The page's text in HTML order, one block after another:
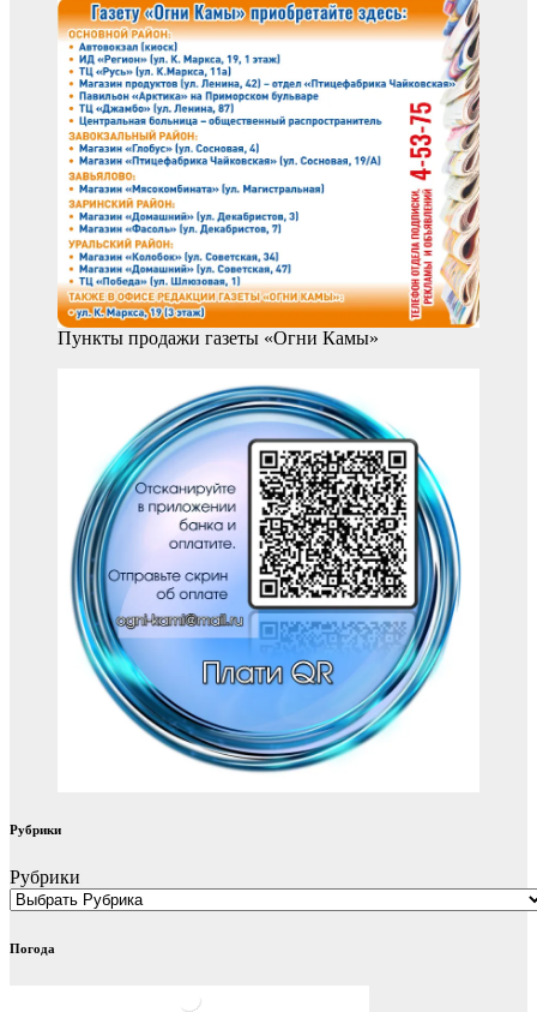
Пункты продажи газеты «Огни Камы»
Рубрики
Рубрики
Погода